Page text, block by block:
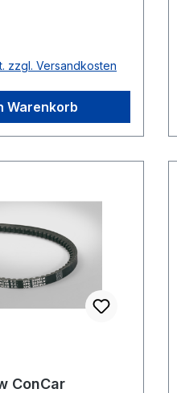
flankenoffen,
ja Norm
Breite 22mm
zzgl. Versandkosten
Warenkorb
ConCar